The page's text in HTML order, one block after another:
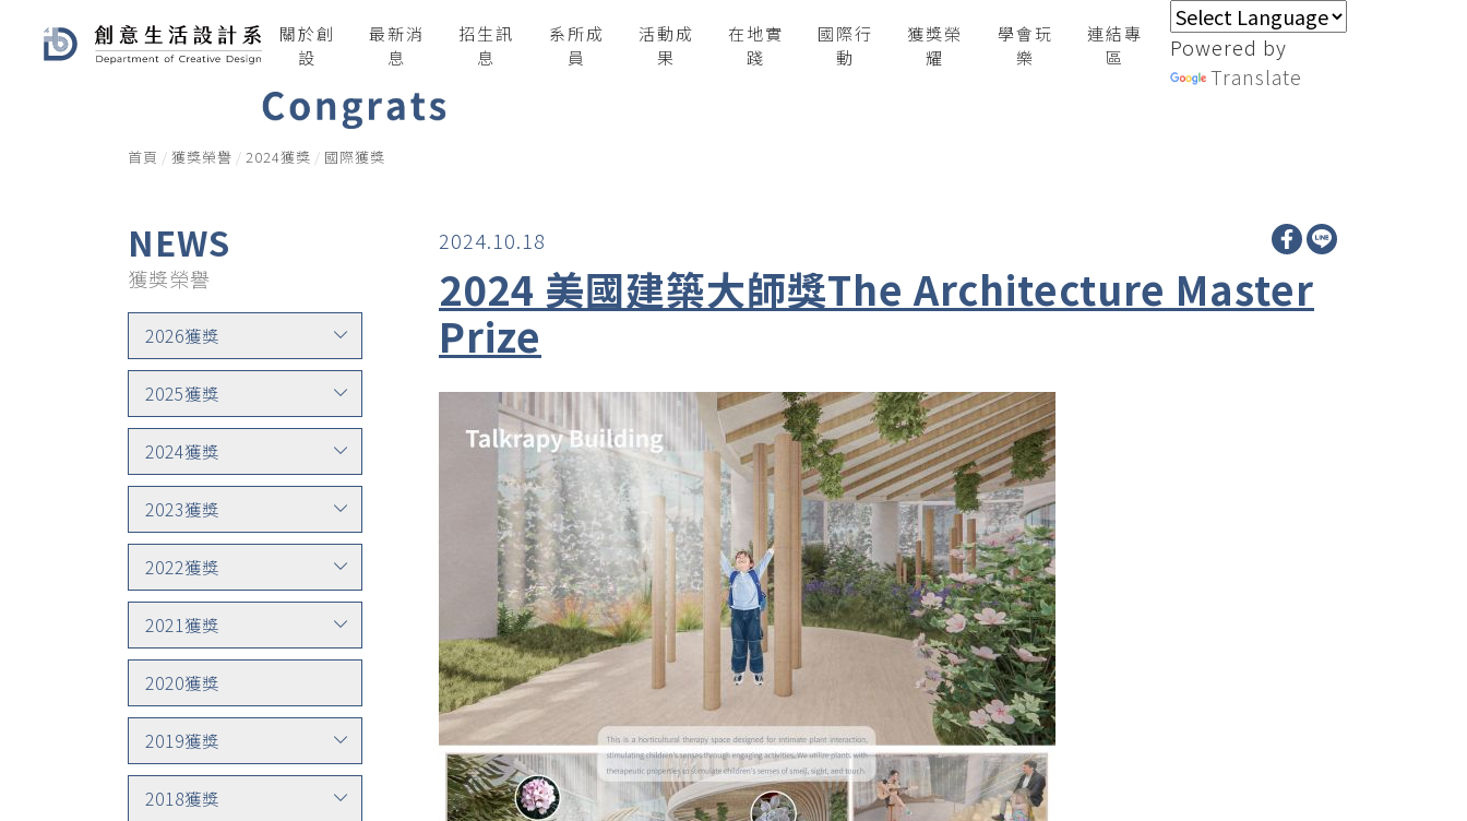
關於創
設
最新消
息
招生訊
息
系所成
員
活動成
果
在地實
踐
國際行
動
獲獎榮
耀
學會玩
樂
連結專
區
Powered by
Translate
首頁 獲獎榮譽 2024獲獎 國際獲獎
NEWS
獲獎榮譽
2026獲獎
2025獲獎
2024獲獎
2023獲獎
2022獲獎
2021獲獎
2020獲獎
2019獲獎
2018獲獎
2024.10.18
2024 美國建築大師獎The Architecture Master
Prize